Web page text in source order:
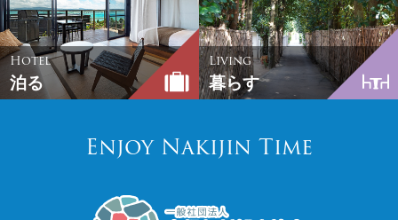
Hotel
泊る
Living
暮らす
Enjoy Nakijin Time